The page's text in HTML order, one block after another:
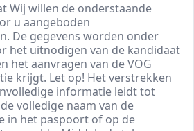
Wij willen de onderstaande
u aangeboden
De gegevens worden onder
het uitnodigen van de kandidaat
het aanvragen van de VOG
krijgt. Let op! Het verstrekken
informatie leidt tot
volledige naam van de
in het paspoort of op de